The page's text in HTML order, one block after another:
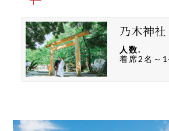
乃木神
人数.
着席2名～